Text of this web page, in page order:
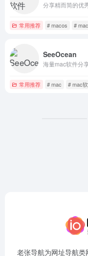
分享精而简的优
常用推荐 # macos #
SeeOcean
海量mac软件分
常用推荐 # mac # mac
老张导航为网址导航